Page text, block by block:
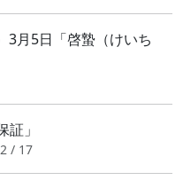
月5日「啓蟄（けいち
」
/ 17